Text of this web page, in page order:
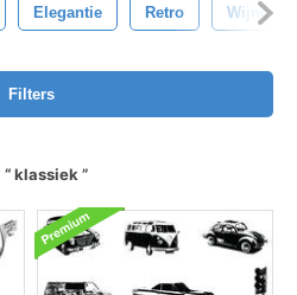
Elegantie Retro
Filters
klassiek